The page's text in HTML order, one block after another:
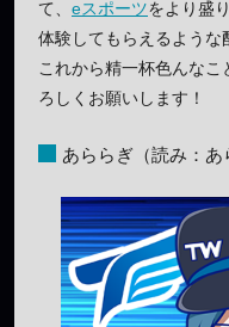
て、 eスポーツをより盛
体験してもらえるような
これから精一杯色んなこ
ろしくお願いします！
あららぎ（読み：あ